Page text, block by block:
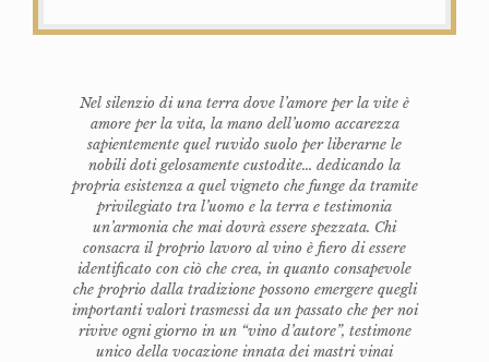
Nel silenzio di una terra dove l’amore per la vite è
amore per la vita, la mano dell’uomo accarezza
sapientemente quel ruvido suolo per liberarne le
nobili doti gelosamente custodite... dedicando la
propria esistenza a quel vigneto che funge da tramite
privilegiato tra l’uomo e la terra e testimonia
un’armonia che mai dovrà essere spezzata. Chi
consacra il proprio lavoro al vino è fiero di essere
identificato con ciò che crea, in quanto consapevole
che proprio dalla tradizione possono emergere quegli
importanti valori trasmessi da un passato che per noi
rivive ogni giorno in un “vino d’autore”, testimone
unico della vocazione innata dei mastri vinai